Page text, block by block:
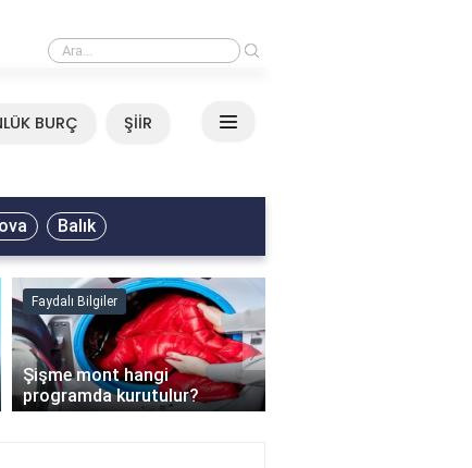
Mirkelam - Tavla Sözleri
BURÇ ŞİİR
Balık
Faydalı Bilgiler
Şişme mont hangi
programda kurutulur?
›